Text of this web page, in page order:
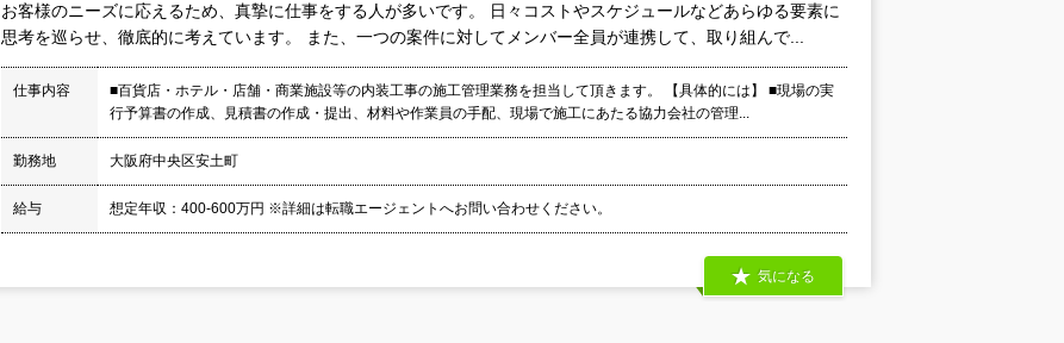
お客様のニーズに応えるため、真摯に仕事をする人が多いです。 日々コストやスケジュールなどあらゆる要素に
思考を巡らせ、徹底的に考えています。 また、一つの案件に対してメンバー全員が連携して、取り組んで...
仕事内容
■百貨店・ホテル・店舗・商業施設等の内装工事の施工管理業務を担当して頂きます。 【具体的には】 ■現場の実
行予算書の作成、見積書の作成・提出、材料や作業員の手配、現場で施工にあたる協力会社の管理...
勤務地 大阪府中央区安土町
給与 想定年収：400-600万円 ※詳細は転職エージェントへお問い合わせください。
気になる